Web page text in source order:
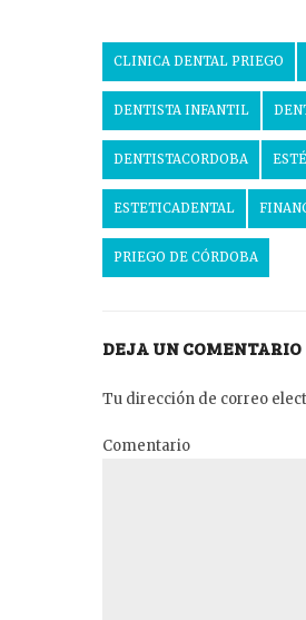
CLINICA DENTAL PRIEGO
DENTISTA INFANTIL
DENTISTACORDOBA
ESTETICADENTAL
PRIEGO DE CÓRDOBA
DEJA UN COMENTARIO
Tu dirección de correo
Comentario